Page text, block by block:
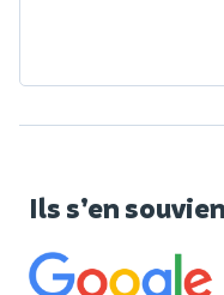
Ils s’en